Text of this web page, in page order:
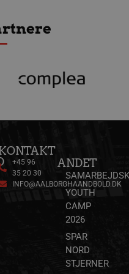
+45 96
35 20 30
INFO@AALBORGHAANDBOLD.DK
ANDET
YOUTH
CAMP
2026
SPAR
NORD
STJERNER
aalborghaandbold.dk